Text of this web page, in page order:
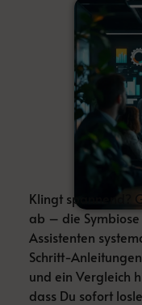
Klingt spannend?
ab – die
Assistenten
Schritt-
und ein Vergleich
dass Du sofort